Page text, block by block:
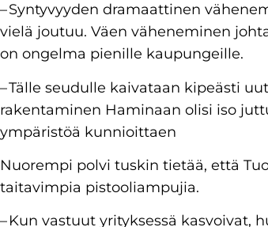
– Syntyvyyden dramaattinen
vielä joutuu. Väen väheneminen
on ongelma pienille kaupungeille.
– Tälle seudulle kaivataan kipeästi
rakentaminen Haminaan olisi iso
ympäristöä kunnioittaen
Nuorempi polvi tuskin tietää, että
taitavimpia pistooliampujia.
– Kun vastuut yrityksessä kasvoivat,